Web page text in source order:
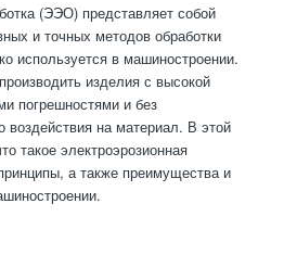
(ЭЭО) представляет собой
и точных методов обработки
используется в машиностроении.
изделия с высокой
погрешностями и без
воздействия на материал. В этой
такое электроэрозионная
а также преимущества и